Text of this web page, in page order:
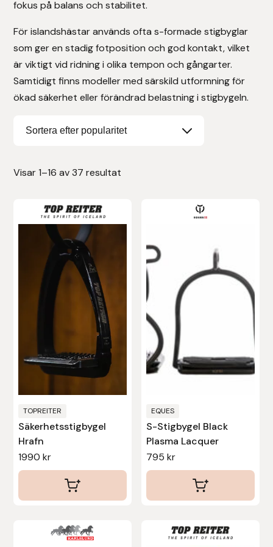
fokus på balans och stabilitet.
För islandshästar används ofta s-formade stigbyglar
som ger en stadig fotposition och god kontakt, vilket
är viktigt vid ridning i olika tempon och gångarter.
Samtidigt finns modeller med särskild utformning för
ökad säkerhet eller förändrad belastning i stigbygeln.
Visar 1–16 av 37 resultat
TOPREITER
Säkerhetsstigbygel
Hrafn
1990kr
EQUES
S-Stigbygel Black
Plasma Lacquer
795 kr
Vojlockar och schabrak
Tränsdelar och tyglar
Ridjackor, kappor, västar mm
Ridskor och ridstövlar
Bocaj
Boett
Bucas
Catago Equestrian
Charles Owen
Denni Design
Denni Design / Bomber Bits
Draupnir
Dy’on
E.A. Mattes
Eclipse Biofarmab
Ekholm Nordic